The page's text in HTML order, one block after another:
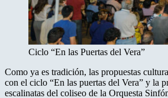
Ciclo “En las Puertas del Vera”
Como ya es tradición, las propuestas
con el ciclo “En las puertas del Vera” y la
escalinatas del coliseo de la Orquesta